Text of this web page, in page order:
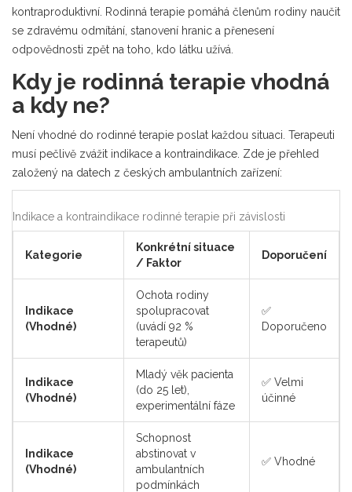
kontraproduktivní. Rodinná terapie pomáhá členům rodiny naučit
se zdravému odmítání, stanovení hranic a přenesení
odpovědnosti zpět na toho, kdo látku užívá.
Kdy je rodinná terapie vhodná
a kdy ne?
Není vhodné do rodinné terapie poslat každou situaci. Terapeuti
musí pečlivě zvážit indikace a kontraindikace. Zde je přehled
založený na datech z českých ambulantních zařízení:
Indikace a kontraindikace rodinné terapie při závislosti
Kategorie
Konkrétní situace
/ Faktor
Doporučení
Indikace
(Vhodné)
Ochota rodiny
spolupracovat
(uvádí 92 %
terapeutů)
✅
Doporučeno
Indikace
(Vhodné)
Mladý věk pacienta
(do 25 let),
experimentální fáze
✅ Velmi
účinné
Indikace
(Vhodné)
Schopnost
abstinovat v
ambulantních
podmínkách
✅ Vhodné